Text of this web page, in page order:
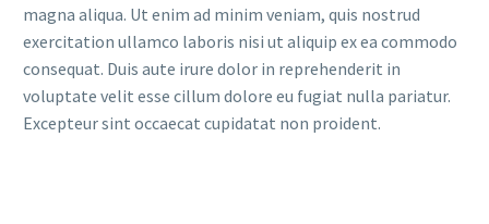
magna aliqua. Ut enim ad minim veniam, quis nostrud
exercitation ullamco laboris nisi ut aliquip ex ea commodo
consequat. Duis aute irure dolor in reprehenderit in
voluptate velit esse cillum dolore eu fugiat nulla pariatur.
Excepteur sint occaecat cupidatat non proident.